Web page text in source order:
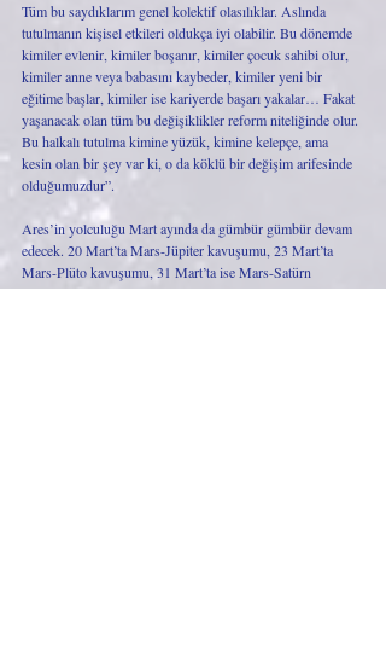
Tüm bu saydıklarım genel kolektif olasılıklar. Aslında
tutulmanın kişisel etkileri oldukça iyi olabilir. Bu dönemde
kimiler evlenir, kimiler boşanır, kimiler çocuk sahibi olur,
kimiler anne veya babasını kaybeder, kimiler yeni bir
eğitime başlar, kimiler ise kariyerde başarı yakalar… Fakat
yaşanacak olan tüm bu değişiklikler reform niteliğinde olur.
Bu halkalı tutulma kimine yüzük, kimine kelepçe, ama
kesin olan bir şey var ki, o da köklü bir değişim arifesinde
olduğumuzdur”.
Ares’in yolculuğu Mart ayında da gümbür gümbür devam
edecek. 20 Mart’ta Mars-Jüpiter kavuşumu, 23 Mart’ta
Mars-Plüto kavuşumu, 31 Mart’ta ise Mars-Satürn
kavuşumunu yaşayacağız. Bu önemli kavuşumların bize